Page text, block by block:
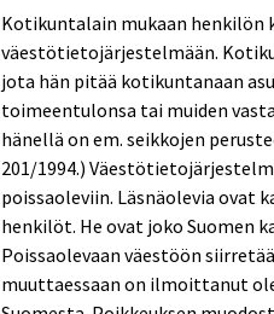
Kotikuntalain mukaan henkilön
väestötietojärjestelmään.
jota hän pitää kotikuntanaan
toimeentulonsa tai muiden
hänellä on em. seikkojen
201/1994.)
poissaoleviin. Läsnäolevia ovat
henkilöt. He ovat joko Suomen
Poissaolevaan väestöön
muuttaessaan on ilmoittanut